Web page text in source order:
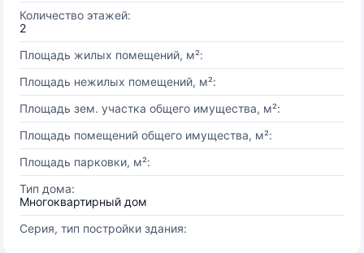
Количество этажей:
2
Площадь жилых помещений, м²:
Площадь нежилых помещений, м²:
Площадь зем. участка общего имущества, м²:
Площадь помещений общего имущества, м²:
Площадь парковки, м²:
Тип дома:
Многоквартирный дом
Серия, тип постройки здания: